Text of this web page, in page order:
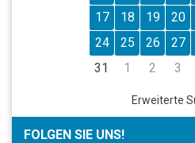
17
18 19 20
24
25 26 27
31
1 2 3
Erweiterte
FOLGEN SIE UNS!